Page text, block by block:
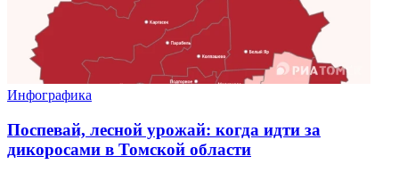
Инфографика
Поспевай, лесной урожай: когда идти за
дикоросами в Томской области